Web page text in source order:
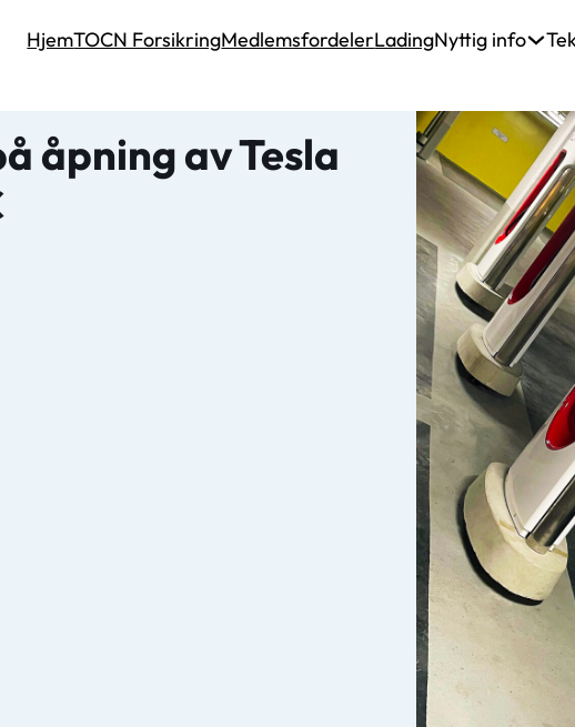
HjemTOCN ForsikringMedlemsfordelerLadingNyttig info
åpning av Tesla